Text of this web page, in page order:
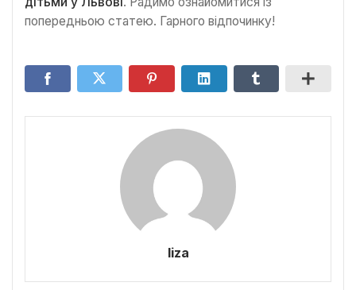
попередньою статею. Гарного відпочинку!
liza